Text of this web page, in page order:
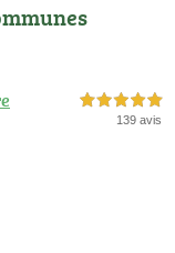
5,0 étoiles sur 5
139 avis